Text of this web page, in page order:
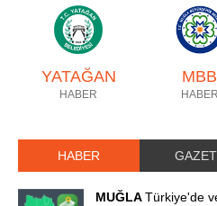
YATAĞAN
HABER
MBB
HABER
HABER
MUĞLATürkiye'de